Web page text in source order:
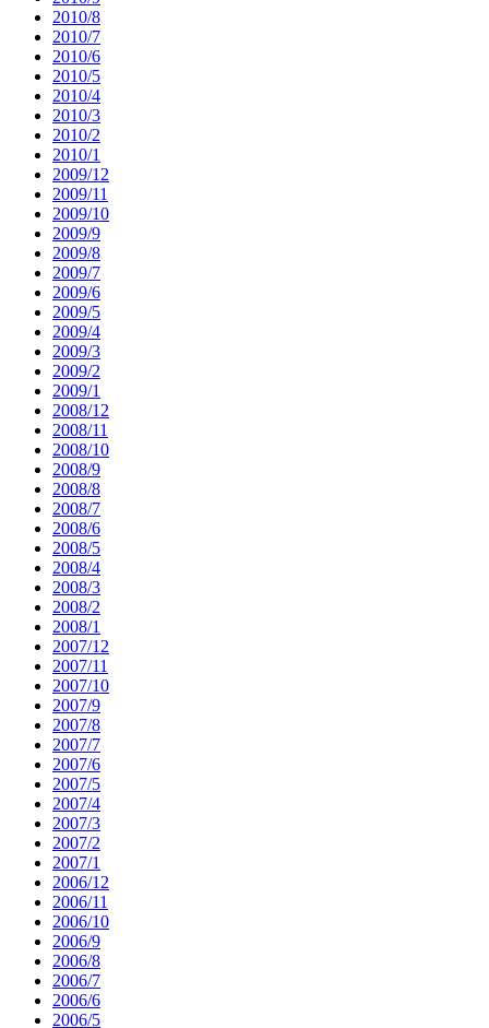
2010/8
2010/7
2010/6
2010/5
2010/4
2010/3
2010/2
2010/1
2009/12
2009/11
2009/10
2009/9
2009/8
2009/7
2009/6
2009/5
2009/4
2009/3
2009/2
2009/1
2008/12
2008/11
2008/10
2008/9
2008/8
2008/7
2008/6
2008/5
2008/4
2008/3
2008/2
2008/1
2007/12
2007/11
2007/10
2007/9
2007/8
2007/7
2007/6
2007/5
2007/4
2007/3
2007/2
2007/1
2006/12
2006/11
2006/10
2006/9
2006/8
2006/7
2006/6
2006/5